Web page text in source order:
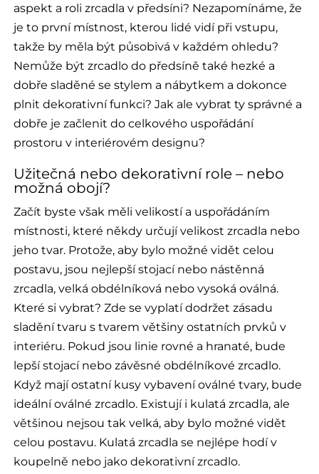
aspekt a roli zrcadla v předsíni? Nezapomínáme, že
je to první místnost, kterou lidé vidí při vstupu,
takže by měla být působivá v každém ohledu?
Nemůže být zrcadlo do předsíně také hezké a
dobře sladěné se stylem a nábytkem a dokonce
plnit dekorativní funkci? Jak ale vybrat ty správné a
dobře je začlenit do celkového uspořádání
prostoru v interiérovém designu?
Užitečná nebo dekorativní role – nebo
možná obojí?
Začít byste však měli velikostí a uspořádáním
místnosti, které někdy určují velikost zrcadla nebo
jeho tvar. Protože, aby bylo možné vidět celou
postavu, jsou nejlepší stojací nebo nástěnná
zrcadla, velká obdélníková nebo vysoká oválná.
Které si vybrat? Zde se vyplatí dodržet zásadu
sladění tvaru s tvarem většiny ostatních prvků v
interiéru. Pokud jsou linie rovné a hranaté, bude
lepší stojací nebo závěsné obdélníkové zrcadlo.
Když mají ostatní kusy vybavení oválné tvary, bude
ideální oválné zrcadlo. Existují i kulatá zrcadla, ale
většinou nejsou tak velká, aby bylo možné vidět
celou postavu. Kulatá zrcadla se nejlépe hodí v
koupelně nebo jako dekorativní zrcadlo.